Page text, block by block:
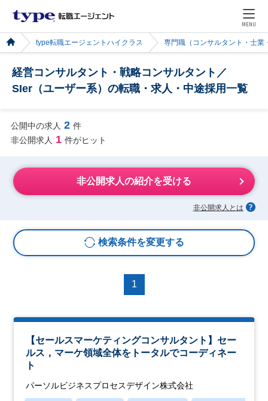
MENU
type転職エージェントハイクラス 専門職（コンサルタント・士業
経営コンサルタント・戦略コンサルタント／
SIer（ユーザー系）の転職・求人・中途採用一覧
公開中の求人 2 件
非公開求人 1 件がヒット
非公開求人の紹介を受ける
非公開求人とは
検索条件を変更する
1
【セールスマーケティングコンサルタント】セー
ルス，マーケ領域全体をトータルでコーディネー
ト
パーソルビジネスプロセスデザイン株式会社